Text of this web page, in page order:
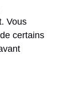
Vous
certains